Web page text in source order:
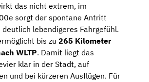
das nicht extrem, im
sorgt der spontane Antritt
lebendigeres Fahrgefühl.
bis zu 265 Kilometer
WLTP. Damit liegt das
klar in der Stadt, auf
und bei kürzeren Ausflügen. Für